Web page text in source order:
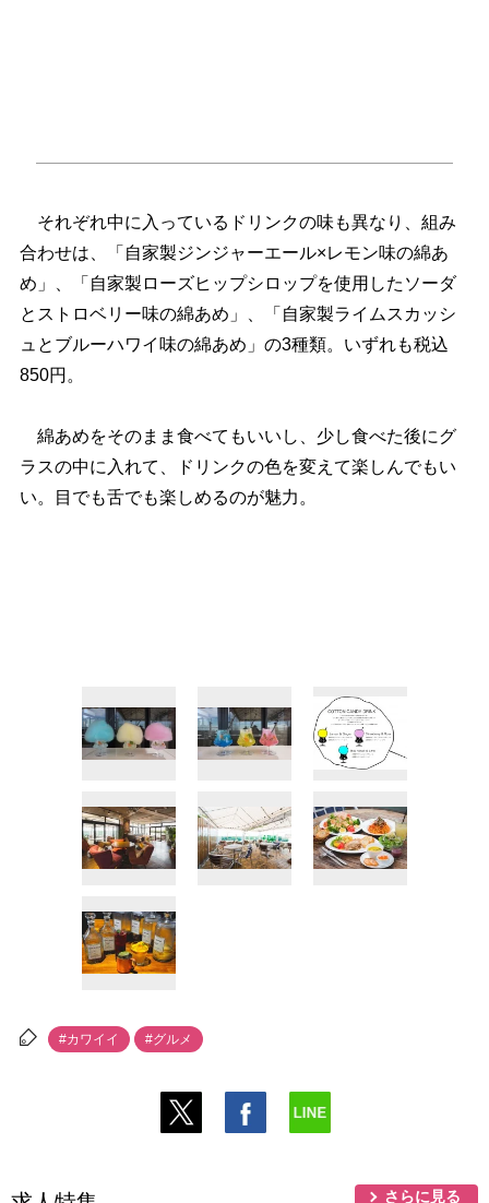
それぞれ中に入っているドリンクの味も異なり、組み
合わせは、「自家製ジンジャーエール×レモン味の綿あ
め」、「自家製ローズヒップシロップを使用したソーダ
とストロベリー味の綿あめ」、「自家製ライムスカッシ
ュとブルーハワイ味の綿あめ」の3種類。いずれも税込
850円。
綿あめをそのまま食べてもいいし、少し食べた後にグ
ラスの中に入れて、ドリンクの色を変えて楽しんでもい
い。目でも舌でも楽しめるのが魅力。
#カワイイ #グルメ
さらに見る